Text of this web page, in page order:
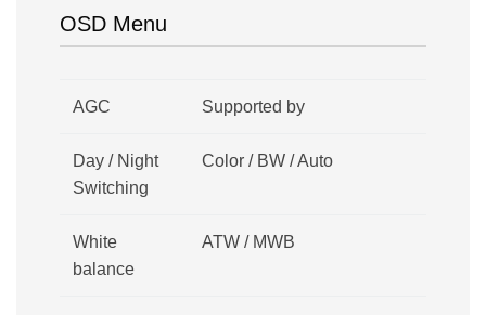
OSD Menu
AGC Supported by
Day / Night
Switching
Color / BW / Auto
White
balance
ATW / MWB